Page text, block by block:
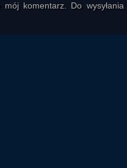
komentarz. Do